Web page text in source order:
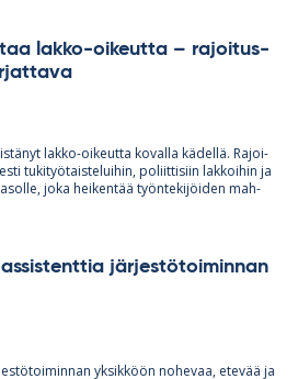
lakko-oi­keutta – ra­joi­tus­
lakko-oi­keutta ko­valla kä­dellä. Ra­joi­
tu­ki­työ­tais­te­lui­hin, po­liit­ti­siin lak­koi­hin ja
joka hei­ken­tää työn­te­ki­jöi­den mah­
jär­jes­tö­toi­min­nan
yk­sik­köön no­he­vaa, ete­vää ja